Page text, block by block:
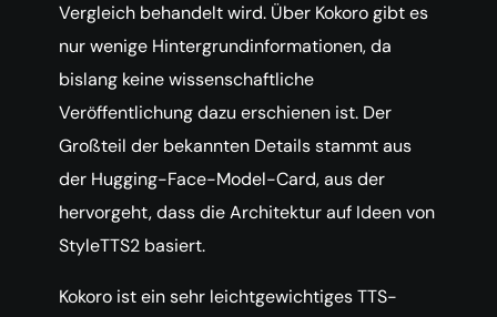
Vergleich behandelt wird. Über Kokoro gibt es
nur wenige Hintergrundinformationen, da
bislang keine wissenschaftliche
Veröffentlichung dazu erschienen ist. Der
Großteil der bekannten Details stammt aus
der Hugging-Face-Model-Card, aus der
hervorgeht, dass die Architektur auf Ideen von
StyleTTS2 basiert.
Kokoro ist ein sehr leichtgewichtiges TTS-